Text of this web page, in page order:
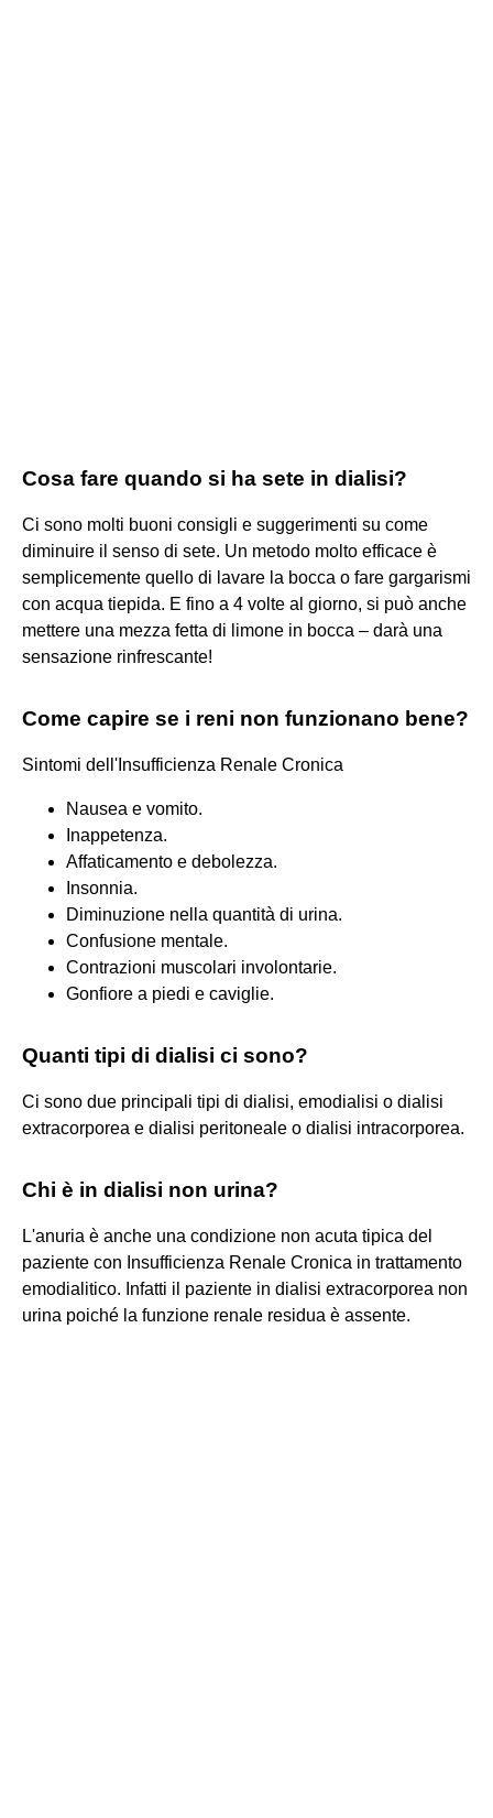
Cosa fare quando si ha sete in dialisi?
Ci sono molti buoni consigli e suggerimenti su come
diminuire il senso di sete. Un metodo molto efficace è
semplicemente quello di lavare la bocca o fare gargarismi
con acqua tiepida. E fino a 4 volte al giorno, si può anche
mettere una mezza fetta di limone in bocca – darà una
sensazione rinfrescante!
Come capire se i reni non funzionano bene?
Sintomi dell'Insufficienza Renale Cronica
Nausea e vomito.
Inappetenza.
Affaticamento e debolezza.
Insonnia.
Diminuzione nella quantità di urina.
Confusione mentale.
Contrazioni muscolari involontarie.
Gonfiore a piedi e caviglie.
Quanti tipi di dialisi ci sono?
Ci sono due principali tipi di dialisi, emodialisi o dialisi
extracorporea e dialisi peritoneale o dialisi intracorporea.
Chi è in dialisi non urina?
L'anuria è anche una condizione non acuta tipica del
paziente con Insufficienza Renale Cronica in trattamento
emodialitico. Infatti il paziente in dialisi extracorporea non
urina poiché la funzione renale residua è assente.